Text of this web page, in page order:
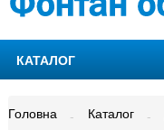
КАТАЛОГ
Головна Каталог